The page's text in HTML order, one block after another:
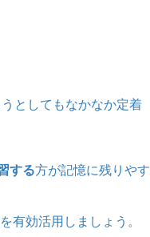
としてもなかなか定着
する方が記憶に残りやす
有効活用しましょう。